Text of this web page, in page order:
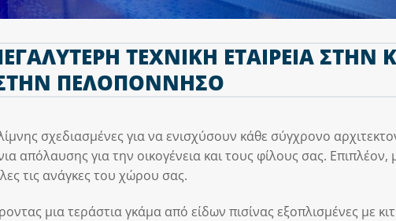
ΜΕΓΑΛΥΤΕΡΗ ΤΕΧΝΙΚΗ ΕΤΑΙΡΕΙΑ
ΠΕΛΟΠΟΝΝΗΣΟ
σχεδιασμένες για να ενισχύσουν κάθε σύγχρονο
απόλαυσης για την οικογένεια και τους φίλους σας.
τις ανάγκες του χώρου σας.
μια τεράστια γκάμα από είδων πισίνας εξοπλισμένες με